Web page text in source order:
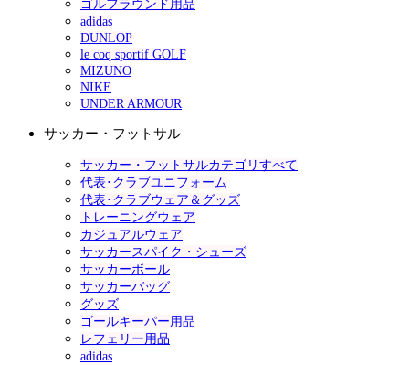
ゴルフラウンド用品
adidas
DUNLOP
le coq sportif GOLF
MIZUNO
NIKE
UNDER ARMOUR
サッカー・フットサル
サッカー・フットサルカテゴリすべて
代表･クラブユニフォーム
代表･クラブウェア＆グッズ
トレーニングウェア
カジュアルウェア
サッカースパイク・シューズ
サッカーボール
サッカーバッグ
グッズ
ゴールキーパー用品
レフェリー用品
adidas